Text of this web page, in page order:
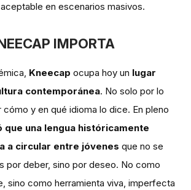
en escenarios masivos.
IMPORTA
Kneecap ocupa hoy un lugar
contemporánea. No solo por lo
y en qué idioma lo dice. En pleno
que una lengua históricamente
a circular entre jóvenes que no se
por deber, sino por deseo. No como
sino como herramienta viva, imperfecta